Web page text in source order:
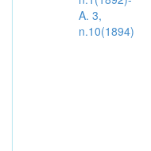
A. 3,
n.10(1894)